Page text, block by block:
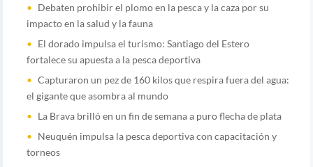
Debaten prohibir el plomo en la pesca y la caza por su
impacto en la salud y la fauna
El dorado impulsa el turismo: Santiago del Estero
fortalece su apuesta a la pesca deportiva
Capturaron un pez de 160 kilos que respira fuera del agua:
el gigante que asombra al mundo
La Brava brilló en un fin de semana a puro flecha de plata
Neuquén impulsa la pesca deportiva con capacitación y
torneos